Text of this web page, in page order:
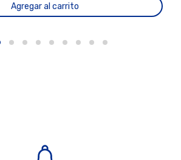
Agregar al carrito